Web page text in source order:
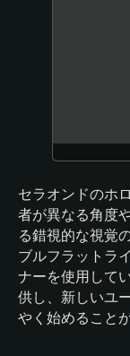
セラオンドのホ
者が異なる角度
る錯視的な視覚
ブルフラットラ
ナーを使用して
供し、新しいユ
やく始めること